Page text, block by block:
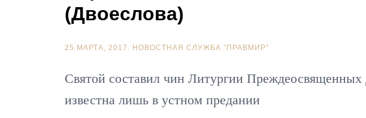
(Двоеслова)
25 МАРТА, 2017. НОВОСТНАЯ СЛУЖБА "ПРАВМИР"
Святой составил чин Литургии Преждеосвященных
известна лишь в устном предании